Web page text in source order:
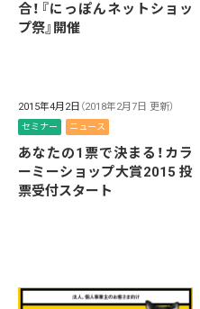
合！『にっぽんネットショッ
プ祭』開催
2015年4月2日 （2018年2月7日 更新）
セミナー ニュース
あなたの1票で決まる！カラ
ーミーショップ大賞2015 投
票受付スタート